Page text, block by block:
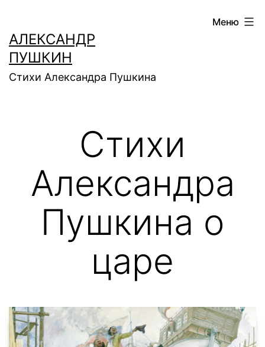
содержимому
АЛЕКСАНДР
ПУШКИН
Стихи Александра Пушкина
Меню
Стихи
Александра
Пушкина о
царе